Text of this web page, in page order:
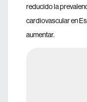
reducido la
cardiovascular en
aumentar.